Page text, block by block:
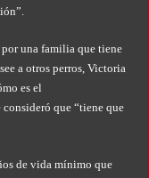
una familia que tiene
a otros perros, Victoria
es el
que “tiene que
de vida mínimo que